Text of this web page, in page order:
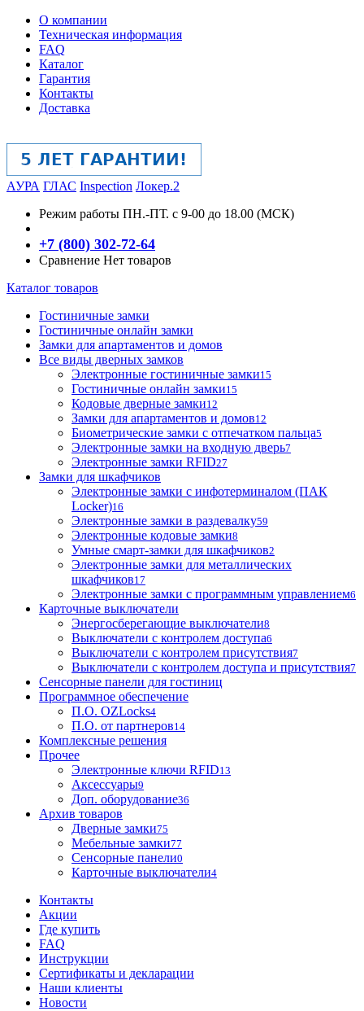
О компании
Техническая информация
FAQ
Каталог
Гарантия
Контакты
Доставка
АУРА ГЛАС Inspection Локер.2
Режим работы ПН.-ПТ. с 9-00 до 18.00 (МСК)
+7 (800) 302-72-64
Сравнение Нет товаров
Каталог товаров
Гостиничные замки
Гостиничные онлайн замки
Замки для апартаментов и домов
Все виды дверных замков
Электронные гостиничные замки15
Гостиничные онлайн замки15
Кодовые дверные замки12
Замки для апартаментов и домов12
Биометрические замки с отпечатком пальца5
Электронные замки на входную дверь7
Электронные замки RFID27
Замки для шкафчиков
Электронные замки с инфотерминалом (ПАК
Locker)16
Электронные замки в раздевалку59
Электронные кодовые замки8
Умные смарт-замки для шкафчиков2
Электронные замки для металлических
шкафчиков17
Электронные замки с программным управлением6
Карточные выключатели
Энергосберегающие выключатели8
Выключатели с контролем доступа6
Выключатели с контролем присутствия7
Выключатели с контролем доступа и присутствия7
Сенсорные панели для гостиниц
Программное обеспечение
П.О. OZLocks4
П.О. от партнеров14
Комплексные решения
Прочее
Электронные ключи RFID13
Аксессуары9
Доп. оборудование36
Архив товаров
Дверные замки75
Мебельные замки77
Сенсорные панели0
Карточные выключатели4
Контакты
Акции
Где купить
FAQ
Инструкции
Сертификаты и декларации
Наши клиенты
Новости